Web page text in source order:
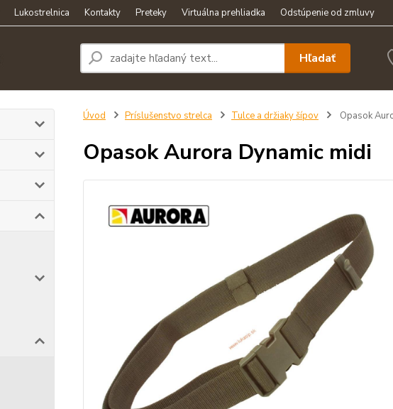
Lukostrelnica Kontakty Preteky Virtuálna prehliadka Odstúpenie od zmluvy
Hľadať
Úvod Príslušenstvo strelca Tulce a držiaky šípov Opasok
Opasok Aurora Dynamic midi